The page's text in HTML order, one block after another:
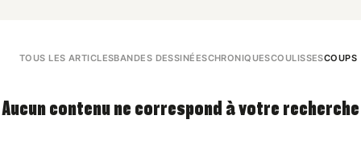
TOUS LES ARTICLESBANDES DESSINÉESCHRONIQUESCOULISSESCOUPS
Aucun contenu ne correspond à votre recherche